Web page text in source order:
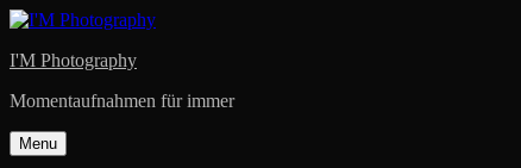
Skip
content
I'M Photography
Momentaufnahmen für immer
Menu